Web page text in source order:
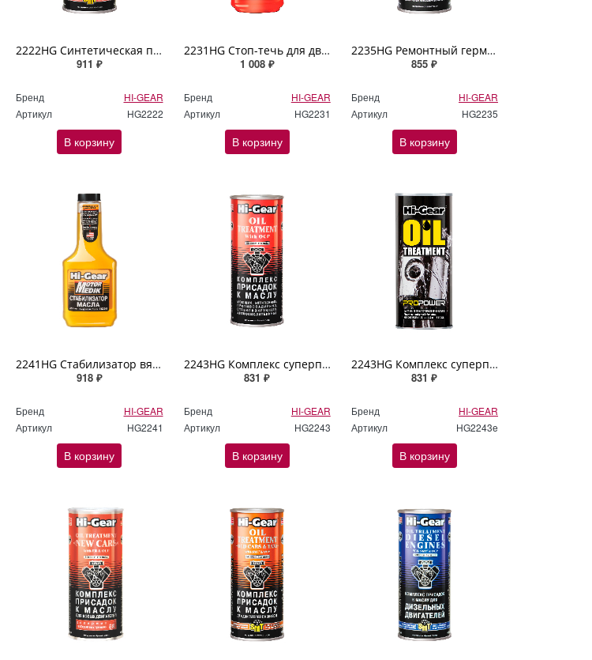
2222HG Синтетическая промывка двигателя для перехода на "Синтетику" (содержит SMT2) Hi Gear 444мл
911 ₽
Бренд
HI-GEAR
Артикул
HG2222
В корзину
2231HG Стоп-течь для двигателя Hi-Gear 355мл
1 008 ₽
Бренд
HI-GEAR
Артикул
HG2231
В корзину
2235HG Ремонтный герметик двигателя Hi Gear 444мл
855 ₽
Бренд
HI-GEAR
Артикул
HG2235
В корзину
2241HG Стабилизатор вязкости масла MOTOR MEDIK Hi Gear 355мл
918 ₽
Бренд
HI-GEAR
Артикул
HG2241
В корзину
2243HG Комплекс суперприсадок к маслу OIL TREATMENT 444мл
831 ₽
Бренд
HI-GEAR
Артикул
HG2243
В корзину
2243HG Комплекс суперприсадок к маслу OIL TREATMENT Hi Gear 444мл
831 ₽
Бренд
HI-GEAR
Артикул
HG2243e
В корзину